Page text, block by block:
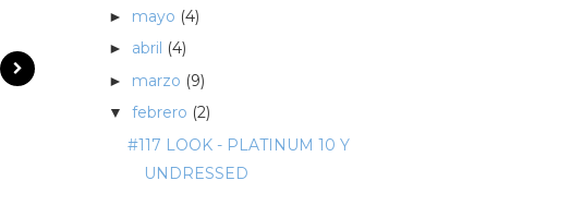
► mayo (4)
► abril (4)
► marzo (9)
▼ febrero (2)
#117 LOOK - PLATINUM 10 Y
UNDRESSED